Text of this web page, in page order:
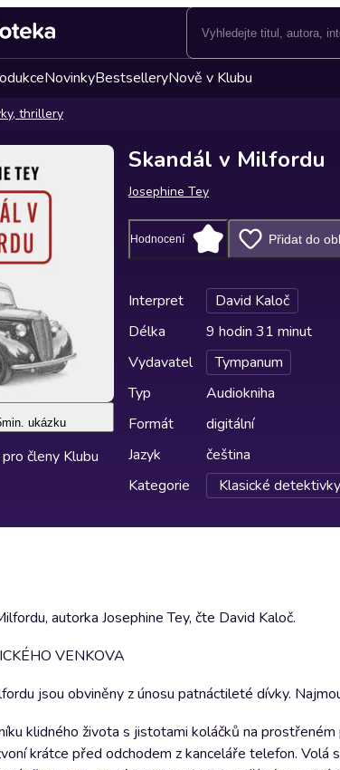
NovinkyBestselleryNově v Klubu
thrillery
ukázku
členy Klubu
Skandál v Milfordu
Josephine Tey
Hodnocení Přidat do
Interpret
David Kaloč
Délka
9 hodin 31 minut
Vydavatel
Tympanum
Typ
Audiokniha
Formát
digitální
Jazyk
čeština
Kategorie
Klasické detektivky
autorka Josephine Tey, čte David Kaloč.
VENKOVA
jsou obviněny z únosu patnáctileté dívky.
klidného života s jistotami koláčků na
krátce před odchodem z kanceláře telefon.